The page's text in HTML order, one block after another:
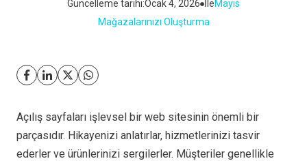
Güncelleme tarihi:Ocak 4, 2026 İleMayıs
Mağazalarınızı Oluşturma
Açılış sayfaları işlevsel bir web sitesinin önemli bir
parçasıdır. Hikayenizi anlatırlar, hizmetlerinizi tasvir
ederler ve ürünlerinizi sergilerler. Müşteriler genellikle